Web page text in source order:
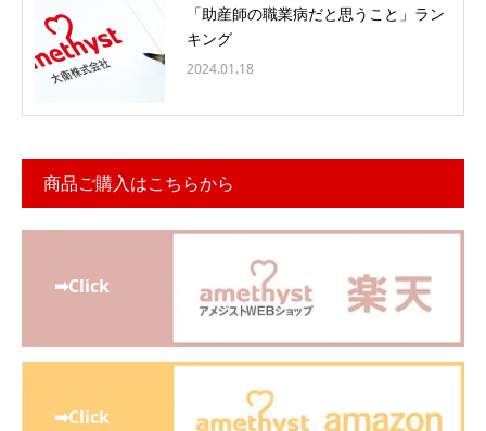
「助産師の職業病だと思うこと」ラン
キング
2024.01.18
商品ご購入はこちらから
➡Click
➡Click